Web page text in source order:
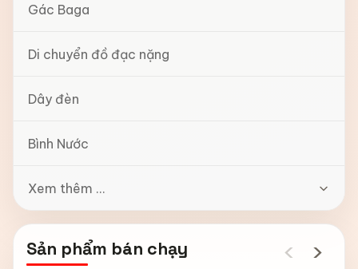
Gác Baga
Di chuyển đồ đạc nặng
Dây đèn
Bình Nước
Xem thêm ...
Sản phẩm bán chạy ‹ ›